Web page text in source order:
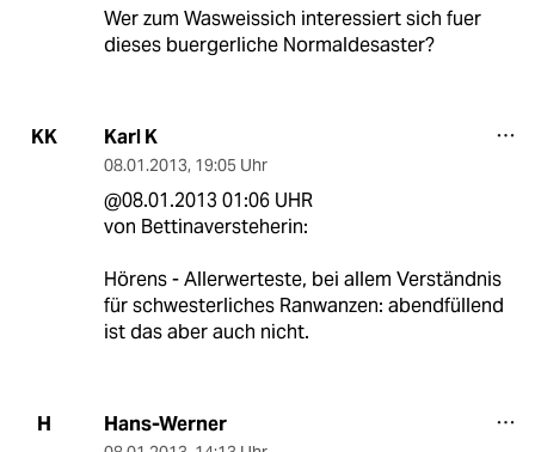
Wer zum Wasweissich interessiert sich fuer
dieses buergerliche Normaldesaster?
KK Karl K
08.01.2013, 19:05 Uhr
@08.01.2013 01:06 UHR
von Bettinaversteherin:
Hörens - Allerwerteste, bei allem Verständnis
für schwesterliches Ranwanzen: abendfüllend
ist das aber auch nicht.
H Hans-Werner